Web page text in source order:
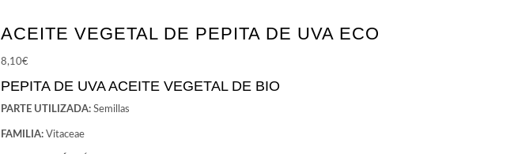
ACEITE VEGETAL DE PEPITA DE UVA ECO
8,10€
PEPITA DE UVA ACEITE VEGETAL DE BIO
PARTE UTILIZADA: Semillas
FAMILIA: Vitaceae